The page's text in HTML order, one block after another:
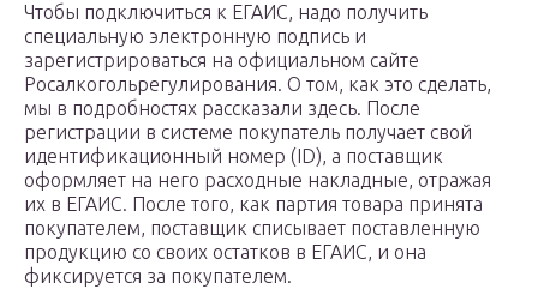
Чтобы подключиться к ЕГАИС, надо получить
специальную электронную подпись и
зарегистрироваться на официальном сайте
Росалкогольрегулирования. О том, как это сделать,
мы в подробностях рассказали здесь. После
регистрации в системе покупатель получает свой
идентификационный номер (ID), а поставщик
оформляет на него расходные накладные, отражая
их в ЕГАИС. После того, как партия товара принята
покупателем, поставщик списывает поставленную
продукцию со своих остатков в ЕГАИС, и она
фиксируется за покупателем.